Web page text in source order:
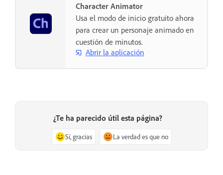
Character Animator
Usa el modo de inicio gratuito ahora
para crear un personaje animado en
cuestión de minutos.
Abrir la aplicación
¿Te ha parecido útil esta página?
Sí, gracias La verdad es que no